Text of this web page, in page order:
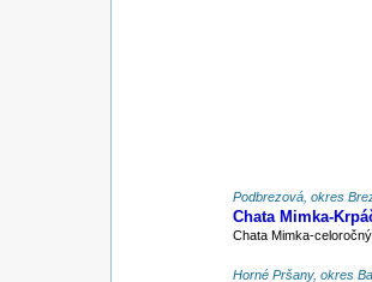
Podbrezová, okres
Chata Mimka-
Chata Mimka-
Horné Pršany, okres